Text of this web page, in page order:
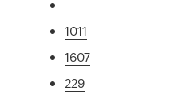
1011
1607
229